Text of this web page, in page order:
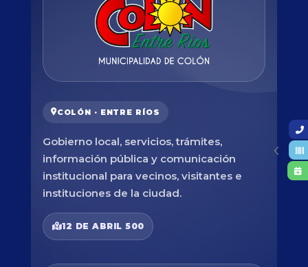
COLÓN · ENTRE RÍOS
Gobierno local, servicios, trámites,
información pública y comunicación
institucional para vecinos, visitantes e
instituciones de la ciudad.
12 DE ABRIL 500